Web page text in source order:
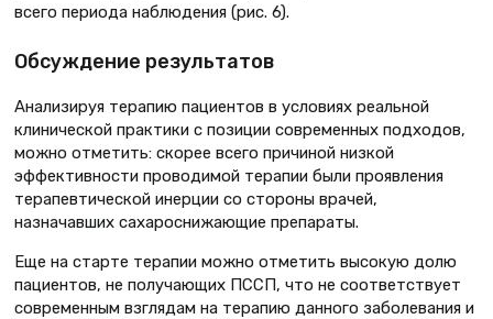
всего периода наблюдения (рис. 6).
Обсуждение результатов
Анализируя терапию пациентов в условиях реальной
клинической практики с позиции современных подходов,
можно отметить: скорее всего причиной низкой
эффективности проводимой терапии были проявления
терапевтической инерции со стороны врачей,
назначавших сахароснижающие препараты.
Еще на старте терапии можно отметить высокую долю
пациентов, не получающих ПССП, что не соответствует
современным взглядам на терапию данного заболевания и